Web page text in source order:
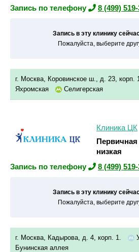
Запись по телефону
8 (499)
Запись в эту клинику
Пожалуйста, выберите
г. Москва, Коровинское ш., д. 23, корп.
Яхромская
Селигерская
Клиника ЦК
Первичная
низкая
Запись по телефону
8 (499)
Запись в эту клинику
Пожалуйста, выберите
г. Москва, Кадырова, д. 4, корп. 1.
Бунинская аллея